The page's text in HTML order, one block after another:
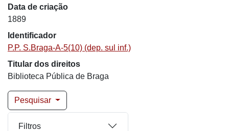
Data de criação
1889
Identificador
P.P. S.Braga-A-5(10) (dep. sul inf.)
Titular dos direitos
Biblioteca Pública de Braga
Pesquisar
Filtros